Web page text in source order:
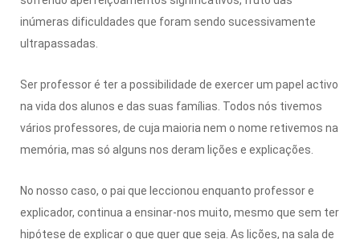
inúmeras dificuldades que foram sendo sucessivamente
ultrapassadas.
Ser professor é ter a possibilidade de exercer um papel activo
na vida dos alunos e das suas famílias. Todos nós tivemos
vários professores, de cuja maioria nem o nome retivemos na
memória, mas só alguns nos deram lições e explicações.
No nosso caso, o pai que leccionou enquanto professor e
explicador, continua a ensinar-nos muito, mesmo que sem ter
hipótese de explicar o que quer que seja. As lições, na sala de